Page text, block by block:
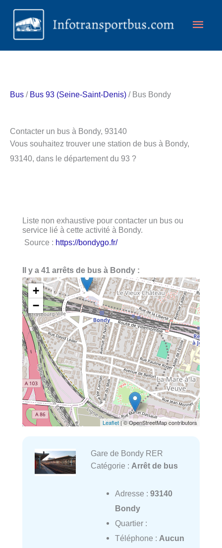
Aller
contenu
Bus / Bus 93 (Seine-Saint-Denis) / Bus Bondy
Contacter un bus à Bondy, 93140
Vous souhaitez trouver une station de bus à Bondy,
93140, dans le département du 93 ?
Liste non exhaustive pour contacter un bus ou
service lié à cette activité à Bondy.
Source : https://bondygo.fr/
Il y a 41 arrêts de bus à Bondy :
+
−
Leaflet| © OpenStreetMap contributors
Gare de Bondy RER
Catégorie : Arrêt de bus
Adresse : 93140
Bondy
Quartier :
Téléphone : Aucun